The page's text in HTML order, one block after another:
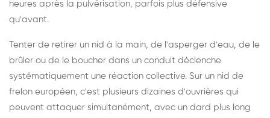
heures après la pulvérisation, parfois plus défensive
qu'avant.
Tenter de retirer un nid à la main, de l'asperger d'eau, de le
brûler ou de le boucher dans un conduit déclenche
systématiquement une réaction collective. Sur un nid de
frelon européen, c'est plusieurs dizaines d'ouvrières qui
peuvent attaquer simultanément, avec un dard plus long